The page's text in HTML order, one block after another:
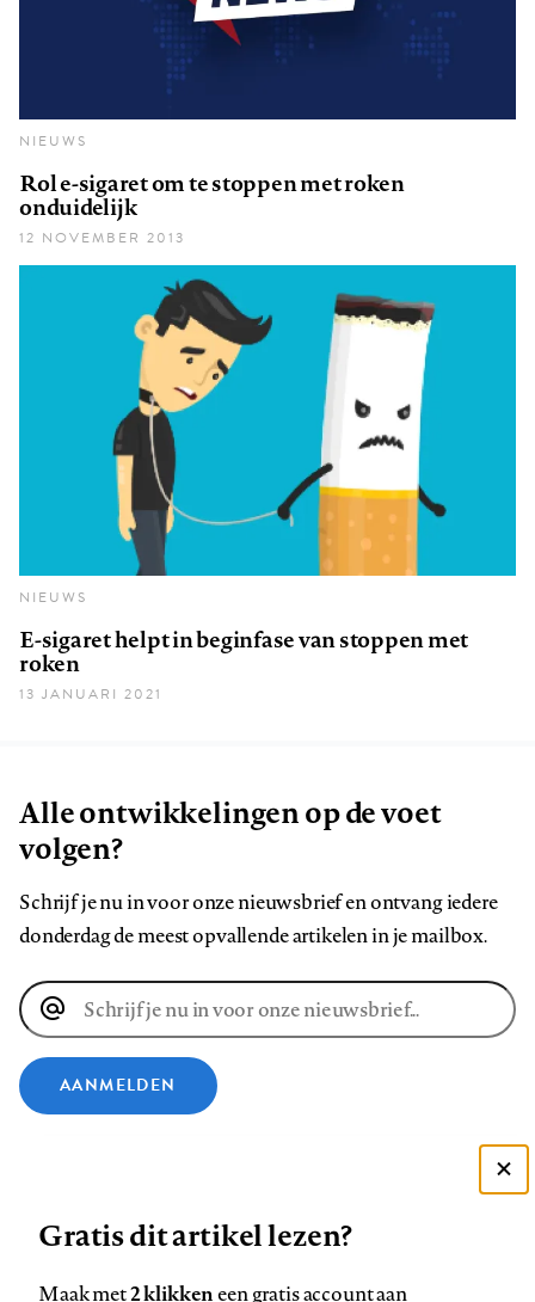
NIEUWS
Rol e-sigaret om te stoppen met roken
onduidelijk
12 NOVEMBER 2013
NIEUWS
E-sigaret helpt in beginfase van stoppen met
roken
13 JANUARI 2021
Alle ontwikkelingen op de voet
volgen?
Schrijf je nu in voor onze nieuwsbrief en ontvang iedere
donderdag de meest opvallende artikelen in je mailbox.
E-
mailadres
AANMELDEN
Volg
Volg
Volg
Volg
Volg
Zie onze cookie policy
Gratis dit artikel lezen?
Maak met2 klikkeneen gratis account aan